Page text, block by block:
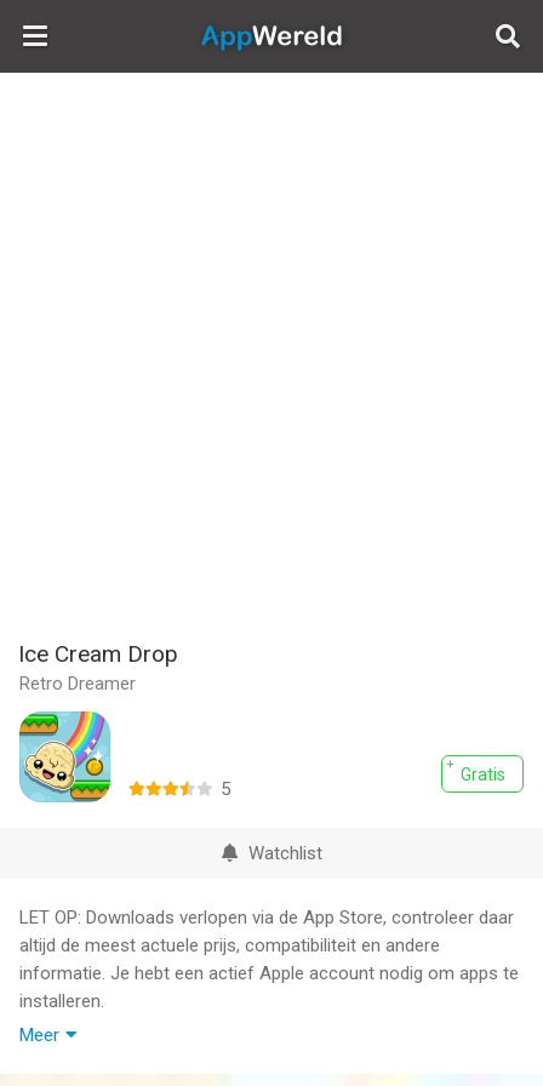
AppWereld
Ice Cream Drop
Retro Dreamer
Gratis
5
Watchlist
LET OP: Downloads verlopen via de App Store, controleer daar
altijd de meest actuele prijs, compatibiliteit en andere
informatie. Je hebt een actief Apple account nodig om apps te
installeren.
Meer